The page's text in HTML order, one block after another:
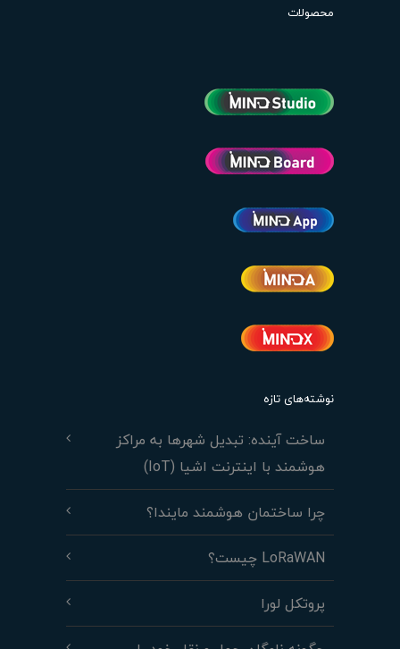
محصولات
نوشته‌های تازه
ساخت آینده: تبدیل شهرها به مراکز
هوشمند با اینترنت اشیا (IoT)
چرا ساختمان هوشمند مایندا؟
LoRaWAN چیست؟
پروتکل لورا